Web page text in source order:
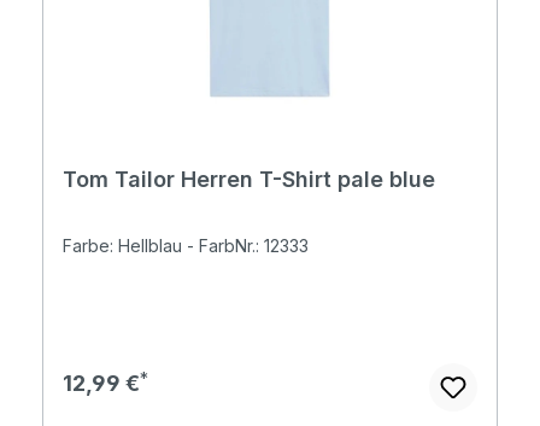
Tom Tailor Herren T-Shirt pale blue
Farbe: Hellblau - FarbNr.: 12333
Regulärer Preis:
12,99 €